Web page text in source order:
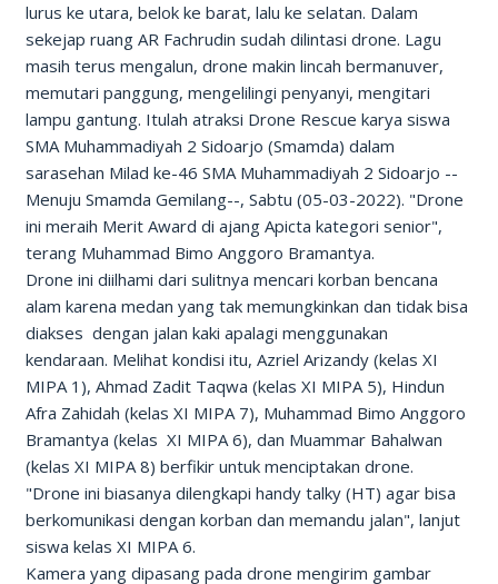
lurus ke utara, belok ke barat, lalu ke selatan. Dalam
sekejap ruang AR Fachrudin sudah dilintasi drone. Lagu
masih terus mengalun, drone makin lincah bermanuver,
memutari panggung, mengelilingi penyanyi, mengitari
lampu gantung. Itulah atraksi Drone Rescue karya siswa
SMA Muhammadiyah 2 Sidoarjo (Smamda) dalam
sarasehan Milad ke-46 SMA Muhammadiyah 2 Sidoarjo --
Menuju Smamda Gemilang--, Sabtu (05-03-2022). "Drone
ini meraih Merit Award di ajang Apicta kategori senior",
terang Muhammad Bimo Anggoro Bramantya.
Drone ini diilhami dari sulitnya mencari korban bencana
alam karena medan yang tak memungkinkan dan tidak bisa
diakses dengan jalan kaki apalagi menggunakan
kendaraan. Melihat kondisi itu, Azriel Arizandy (kelas XI
MIPA 1), Ahmad Zadit Taqwa (kelas XI MIPA 5), Hindun
Afra Zahidah (kelas XI MIPA 7), Muhammad Bimo Anggoro
Bramantya (kelas XI MIPA 6), dan Muammar Bahalwan
(kelas XI MIPA 8) berfikir untuk menciptakan drone.
"Drone ini biasanya dilengkapi handy talky (HT) agar bisa
berkomunikasi dengan korban dan memandu jalan", lanjut
siswa kelas XI MIPA 6.
Kamera yang dipasang pada drone mengirim gambar